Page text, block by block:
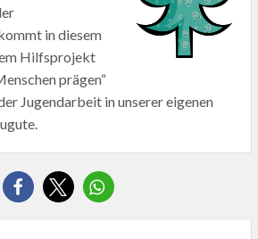
in diesem
Hilfsprojekt
prägen“
Jugendarbeit in unserer eigenen